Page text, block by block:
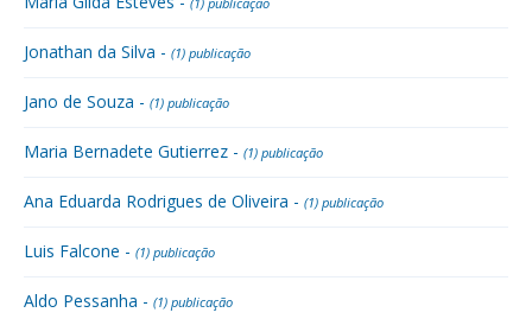
Jonathan da Silva - (1) publicação
Jano de Souza - (1) publicação
Maria Bernadete Gutierrez - (1) publicação
Ana Eduarda Rodrigues de Oliveira - (1) publicação
Luis Falcone - (1) publicação
Aldo Pessanha - (1) publicação